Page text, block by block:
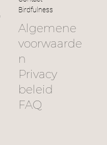
lente: ruimte voor
Birdfulness
Algemene
voorwaarde
n
Privacy
beleid
FAQ